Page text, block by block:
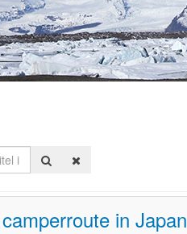
in
in Japan